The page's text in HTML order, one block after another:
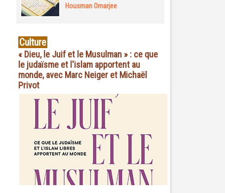
Housman Omarjee
Culture
« Dieu, le Juif et le Musulman » : ce que
le judaïsme et l'islam apportent au
monde, avec Marc Neiger et Michaël
Privot